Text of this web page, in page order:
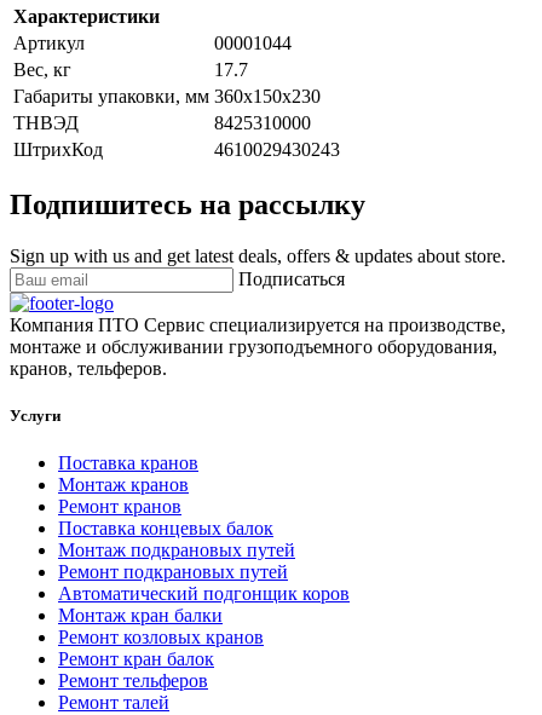
Характеристики
Артикул
00001044
Вес, кг
17.7
Габариты упаковки, мм 360x150x230
ТНВЭД
8425310000
ШтрихКод
4610029430243
Подпишитесь на рассылку
Sign up with us and get latest deals, offers & updates about store.
Подписаться
Компания ПТО Сервис специализируется на производстве,
монтаже и обслуживании грузоподъемного оборудования,
кранов, тельферов.
Услуги
Поставка кранов
Монтаж кранов
Ремонт кранов
Поставка концевых балок
Монтаж подкрановых путей
Ремонт подкрановых путей
Автоматический подгонщик коров
Монтаж кран балки
Ремонт козловых кранов
Ремонт кран балок
Ремонт тельферов
Ремонт талей